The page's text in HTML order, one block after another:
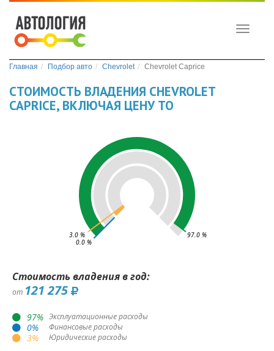
Toggle
Главная Подбор авто Chevrolet Chevrolet Caprice
СТОИМОСТЬ ВЛАДЕНИЯ CHEVROLET
CAPRICE, ВКЛЮЧАЯ ЦЕНУ ТО
97.0 %
0.0 %
3.0 %
Стоимость владения в год:
от 121 275
97% Эксплуатационные расходы
0% Финансовые расходы
3% Юридические расходы